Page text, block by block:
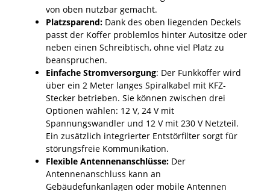
von oben nutzbar gemacht.
Platzsparend: Dank des oben liegenden Deckels
passt der Koffer problemlos hinter Autositze oder
neben einen Schreibtisch, ohne viel Platz zu
beanspruchen.
Einfache Stromversorgung: Der Funkkoffer wird
über ein 2 Meter langes Spiralkabel mit KFZ-
Stecker betrieben. Sie können zwischen drei
Optionen wählen: 12 V, 24 V mit
Spannungswandler und 12 V mit 230 V Netzteil.
Ein zusätzlich integrierter Entstörfilter sorgt für
störungsfreie Kommunikation.
Flexible Antennenanschlüsse: Der
Antennenanschluss kann an
Gebäudefunkanlagen oder mobile Antennen